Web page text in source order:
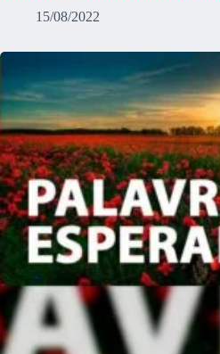
15/08/2022